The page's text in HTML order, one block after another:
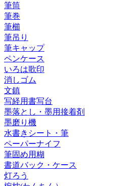
筆筒
筆巻
筆櫛
筆吊り
筆キャップ
ペンケース
いろは歌印
消しゴム
文鎮
写経用書写台
墨落とし・墨用接着剤
墨磨り機
水書きシート・筆
ペーパーナイフ
筆固め用糊
書道バック・ケース
灯ろう